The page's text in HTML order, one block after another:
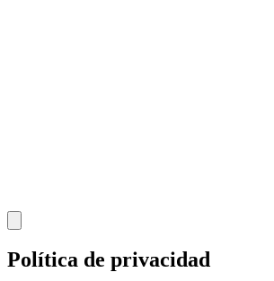
Política de privacidad